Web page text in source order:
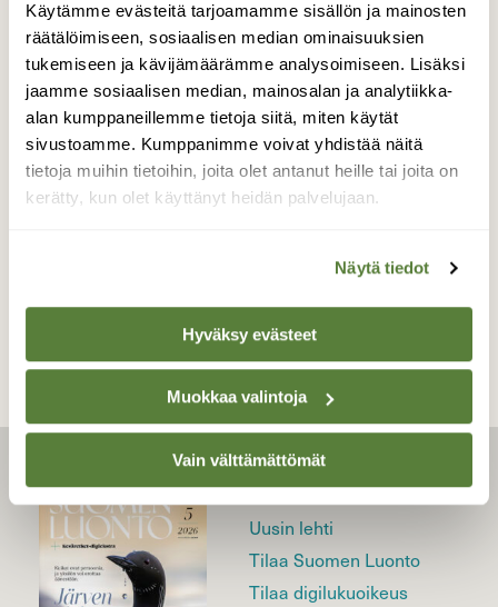
Käytämme evästeitä tarjoamamme sisällön ja mainosten
räätälöimiseen, sosiaalisen median ominaisuuksien
tukemiseen ja kävijämäärämme analysoimiseen. Lisäksi
jaamme sosiaalisen median, mainosalan ja analytiikka-
alan kumppaneillemme tietoja siitä, miten käytät
sivustoamme. Kumppanimme voivat yhdistää näitä
tietoja muihin tietoihin, joita olet antanut heille tai joita on
kerätty, kun olet käyttänyt heidän palvelujaan.
Näytä tiedot
Hyväksy evästeet
Muokkaa valintoja
Vain välttämättömät
Merrasjärvi
Aurinkoisen syyspäivän värejä ja
heijastuksia.
Valokuvaaja: Arja Valtonen, Merrasjärvi, Lahti
10.9.2021
TAKAISIN LISTAAN
LEHTI
Uusin lehti
Tilaa Suomen Luonto
Tilaa digilukuoikeus